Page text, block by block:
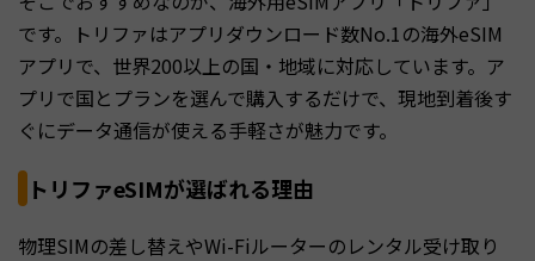
です。トリファはアプリダウンロード数No.1の海外eSIM
アプリで、世界200以上の国・地域に対応しています。ア
プリで国とプランを選んで購入するだけで、現地到着後す
ぐにデータ通信が使える手軽さが魅力です。
トリファeSIMが選ばれる理由
物理SIMの差し替えやWi-Fiルーターのレンタル受け取り